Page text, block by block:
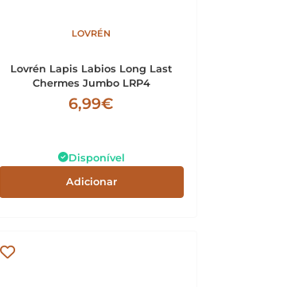
LOVRÉN
Lovrén Lapis Labios Long Last
Chermes Jumbo LRP4
6,99€
Disponível
Adicionar